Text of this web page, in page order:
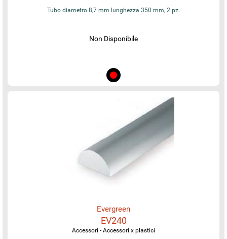
Tubo diametro 8,7 mm lunghezza 350 mm, 2 pz.
Non Disponibile
Evergreen
EV240
Accessori - Accessori x plastici